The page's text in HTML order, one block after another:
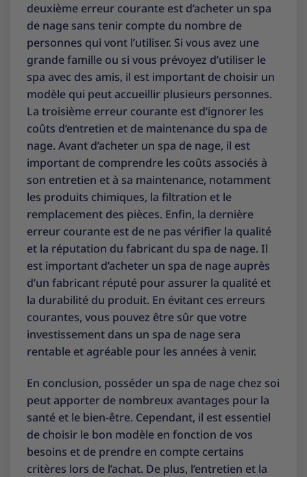
deuxième erreur courante est d’acheter un spa
de nage sans tenir compte du nombre de
personnes qui vont l’utiliser. Si vous avez une
grande famille ou si vous prévoyez d’utiliser le
spa avec des amis, il est important de choisir un
modèle qui peut accueillir plusieurs personnes.
La troisième erreur courante est d’ignorer les
coûts d’entretien et de maintenance du spa de
nage. Avant d’acheter un spa de nage, il est
important de comprendre les coûts associés à
son entretien et à sa maintenance, notamment
les produits chimiques, la filtration et le
remplacement des pièces. Enfin, la dernière
erreur courante est de ne pas vérifier la qualité
et la réputation du fabricant du spa de nage. Il
est important d’acheter un spa de nage auprès
d’un fabricant réputé pour assurer la qualité et
la durabilité du produit. En évitant ces erreurs
courantes, vous pouvez être sûr que votre
investissement dans un spa de nage sera
rentable et agréable pour les années à venir.
En conclusion, posséder un spa de nage chez soi
peut apporter de nombreux avantages pour la
santé et le bien-être. Cependant, il est essentiel
de choisir le bon modèle en fonction de vos
besoins et de prendre en compte certains
critères lors de l’achat. De plus, l’entretien et la